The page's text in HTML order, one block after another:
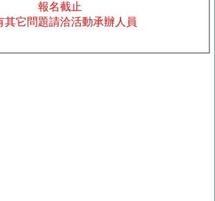
報名截止
其它問題請洽活動承辦人員